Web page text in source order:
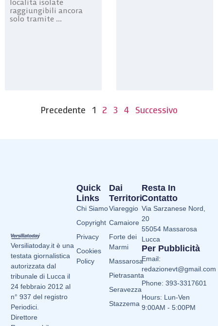
raggiungibili ancora
solo tramite ...
Precedente 1 2 3 4 Successivo
Versiliatoday.it è una
testata giornalistica
autorizzata dal
tribunale di Lucca il
24 febbraio 2012 al
n° 937 del registro
Periodici.
Direttore
Dai
Territori
Viareggio
Camaiore
Forte dei
Marmi
Massarosa
Pietrasanta
Seravezza
Stazzema
Quick
Links
Chi Siamo
Copyright
Privacy
Cookies
Policy
Resta In
Contatto
Via Sarzanese Nord,
20
55054 Massarosa
Lucca
Per Pubblicità
Email:
redazionevt@gmail.com
Phone: 393-3317601
Hours: Lun-Ven
9:00AM - 5:00PM